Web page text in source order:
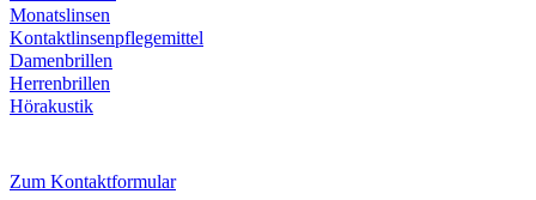
Monatslinsen
Kontaktlinsenpflegemittel
Damenbrillen
Herrenbrillen
Hörakustik
Zum Kontaktformular